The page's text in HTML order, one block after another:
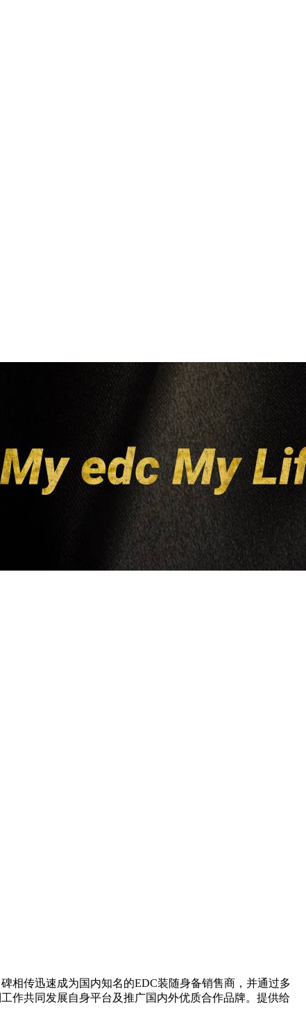
相传迅速成为国内知名的EDC装随身备销售商，并通过多
作共同发展自身平台及推广国内外优质合作品牌。提供给